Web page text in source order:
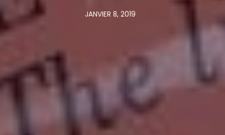
JANVIER 8, 2019